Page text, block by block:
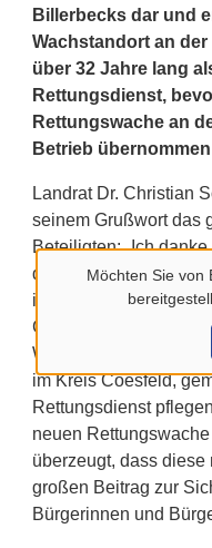
Möchten Sie von
Billerbecks dar und
Wachstandort an
über 32 Jahre lang
Rettungsdienst,
Rettungswache an
Betrieb
Landrat Dr. Christian
seinem Grußwort das
Beteiligten: „Ich
dem Bau dieser
ihren Einsatz und ihr
Gebäude steht
Weiterentwicklung
im Kreis Coesfeld,
Rettungsdienst
neuen
überzeugt, dass
großen Beitrag zur
Bürgerinnen und